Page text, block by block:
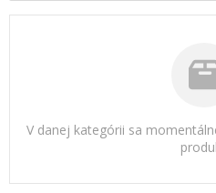
V danej kategórii sa